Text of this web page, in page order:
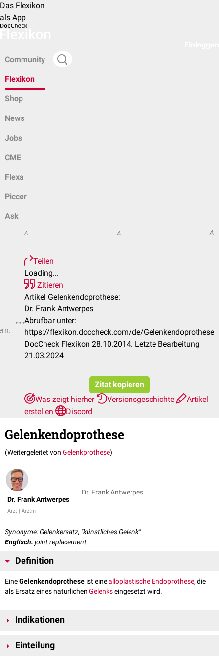
Das Flexikon
als App
Community
Flexikon
Shop
News
Jobs
CME
Flexa
Piccer
Ask
A A A
Teilen
Loading...
Zitieren
Artikel Gelenkendoprothese:
Dr. Frank Antwerpes
Abrufbar unter:
https://flexikon.doccheck.com/de/Gelenkendoprothese
DocCheck Flexikon 28.10.2014. Letzte Bearbeitung
21.03.2024
Zitat kopieren
Was zeigt hierher
Versionsgeschichte
Artikel
erstellen
Discord
Gelenkendoprothese
(Weitergeleitet von Gelenkprothese)
Dr. Frank Antwerpes
Arzt | Ärztin
Dr. Frank Antwerpes
Synonyme: Gelenkersatz, "künstliches Gelenk"
Englisch:joint replacement
Definition
EineGelenkendoprothese ist einealloplastische Endoprothese, die
als Ersatz eines natürlichen Gelenkseingesetzt wird.
Indikationen
die zu einerDestruktion
Einteilung